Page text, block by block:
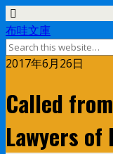
布哇文庫
2017年6月26日
Called
Lawyers of